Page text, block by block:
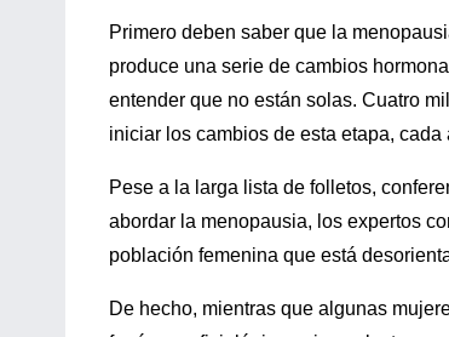
Primero deben saber que la
produce una serie de cambios
entender que no están solas. Cuatro
iniciar los cambios de esta etapa,
Pese a la larga lista de folletos,
abordar la menopausia, los expertos
población femenina que está
De hecho, mientras que algunas